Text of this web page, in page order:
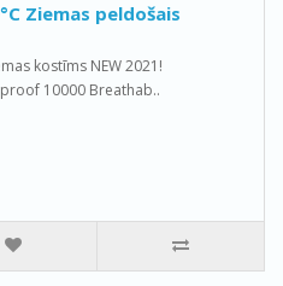
Ziemas peldošais
kostīms NEW 2021!
10000 Breathab..